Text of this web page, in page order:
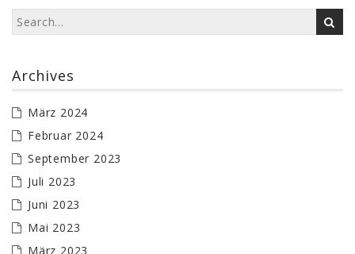
Archives
März 2024
Februar 2024
September 2023
Juli 2023
Juni 2023
Mai 2023
März 2023